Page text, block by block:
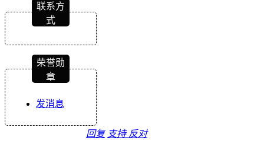
联系方
式
荣誉勋
章
发消息
回复 支持 反对